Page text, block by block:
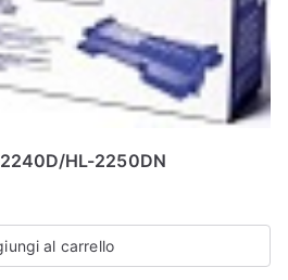
2240D/HL-2250DN
al carrello